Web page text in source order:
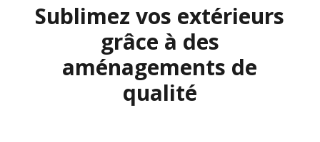
Sublimez vos extérieurs
grâce à des
aménagements de
qualité